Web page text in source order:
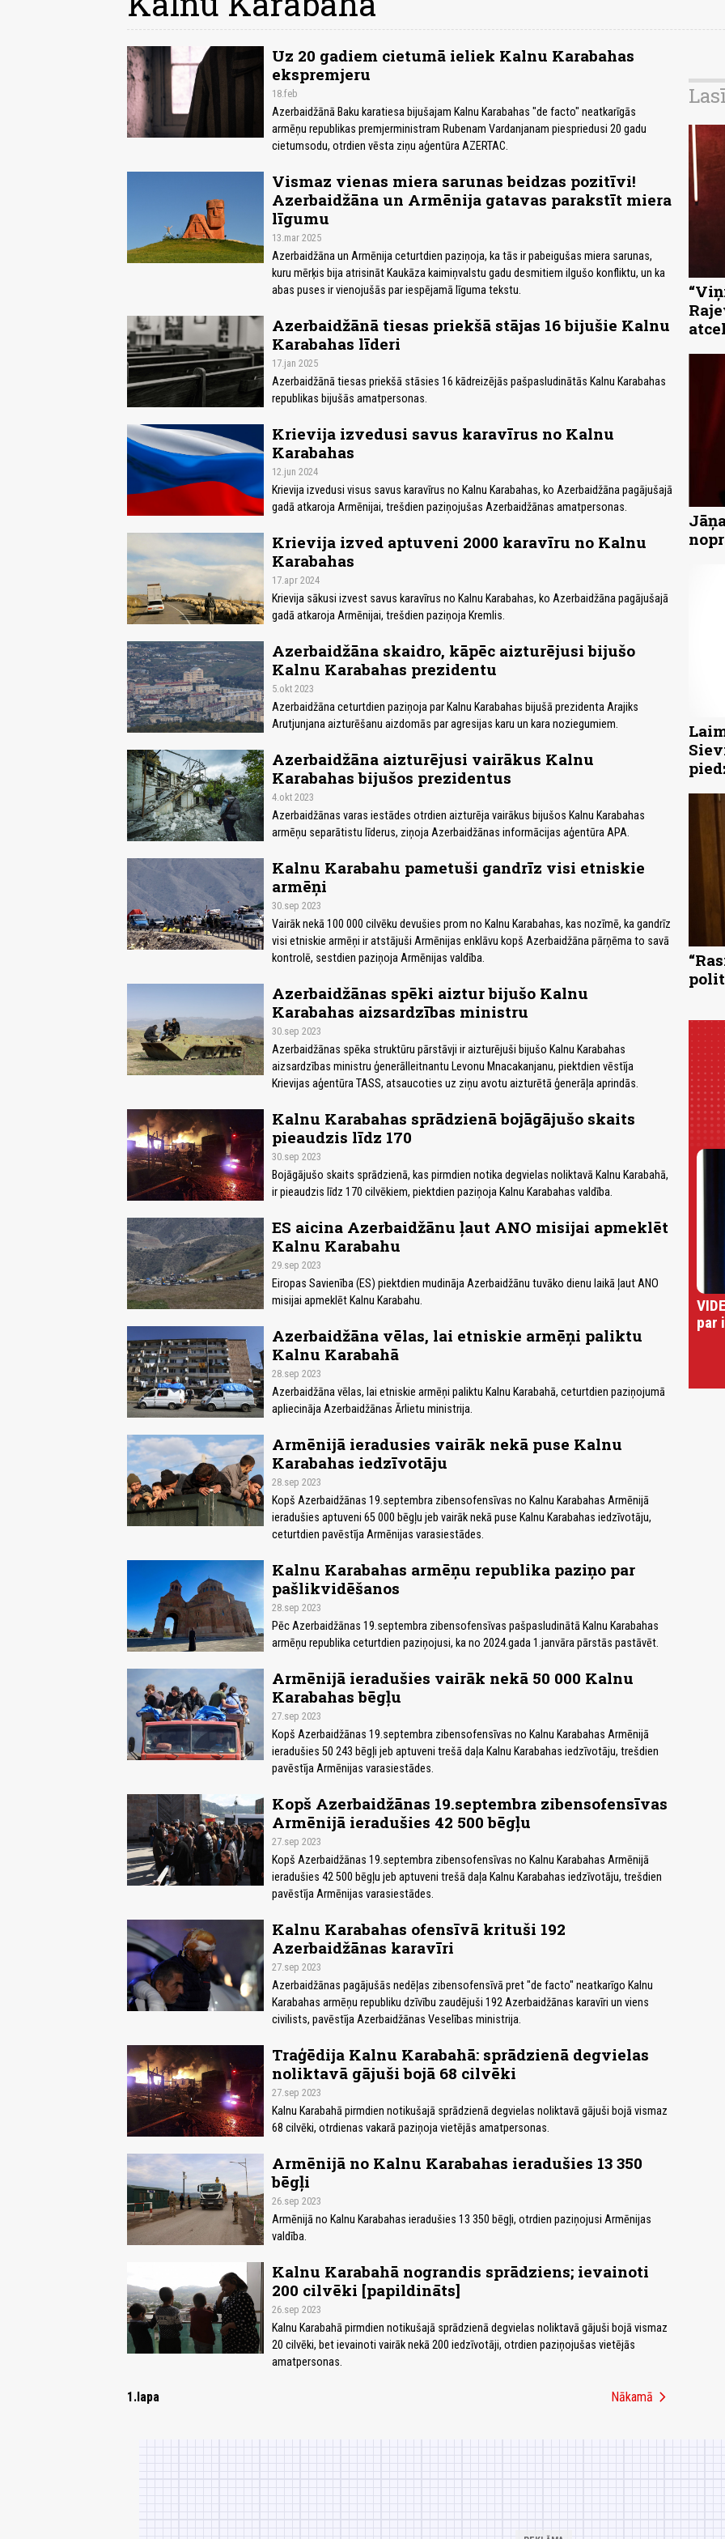
Uz 20 gadiem cietumā ieliek Kalnu Karabahas
ekspremjeru
18.feb
Azerbaidžānā Baku karatiesa bijušajam Kalnu Karabahas "de facto" neatkarīgās
armēņu republikas premjerministram Rubenam Vardanjanam piespriedusi 20 gadu
cietumsodu, otrdien vēsta ziņu aģentūra AZERTAC.
Vismaz vienas miera sarunas beidzas pozitīvi!
Azerbaidžāna un Armēnija gatavas parakstīt miera
līgumu
13.mar 2025
Azerbaidžāna un Armēnija ceturtdien paziņoja, ka tās ir pabeigušas miera sarunas,
kuru mērķis bija atrisināt Kaukāza kaimiņvalstu gadu desmitiem ilgušo konfliktu, un ka
abas puses ir vienojušās par iespējamā līguma tekstu.
Azerbaidžānā tiesas priekšā stājas 16 bijušie Kalnu
Karabahas līderi
17.jan 2025
Azerbaidžānā tiesas priekšā stāsies 16 kādreizējās pašpasludinātās Kalnu Karabahas
republikas bijušās amatpersonas.
Krievija izvedusi savus karavīrus no Kalnu
Karabahas
12.jun 2024
Krievija izvedusi visus savus karavīrus no Kalnu Karabahas, ko Azerbaidžāna pagājušajā
gadā atkaroja Armēnijai, trešdien paziņojušas Azerbaidžānas amatpersonas.
Krievija izved aptuveni 2000 karavīru no Kalnu
Karabahas
17.apr 2024
Krievija sākusi izvest savus karavīrus no Kalnu Karabahas, ko Azerbaidžāna pagājušajā
gadā atkaroja Armēnijai, trešdien paziņoja Kremlis.
Azerbaidžāna skaidro, kāpēc aizturējusi bijušo
Kalnu Karabahas prezidentu
5.okt 2023
Azerbaidžāna ceturtdien paziņoja par Kalnu Karabahas bijušā prezidenta Arajiks
Arutjunjana aizturēšanu aizdomās par agresijas karu un kara noziegumiem.
Azerbaidžāna aizturējusi vairākus Kalnu
Karabahas bijušos prezidentus
4.okt 2023
Azerbaidžānas varas iestādes otrdien aizturēja vairākus bijušos Kalnu Karabahas
armēņu separātistu līderus, ziņoja Azerbaidžānas informācijas aģentūra APA.
Kalnu Karabahu pametuši gandrīz visi etniskie
armēņi
30.sep 2023
Vairāk nekā 100 000 cilvēku devušies prom no Kalnu Karabahas, kas nozīmē, ka gandrīz
visi etniskie armēņi ir atstājuši Armēnijas enklāvu kopš Azerbaidžāna pārņēma to savā
kontrolē, sestdien paziņoja Armēnijas valdība.
Azerbaidžānas spēki aiztur bijušo Kalnu
Karabahas aizsardzības ministru
30.sep 2023
Azerbaidžānas spēka struktūru pārstāvji ir aizturējuši bijušo Kalnu Karabahas
aizsardzības ministru ģenerālleitnantu Levonu Mnacakanjanu, piektdien vēstīja
Krievijas aģentūra TASS, atsaucoties uz ziņu avotu aizturētā ģenerāļa aprindās.
Kalnu Karabahas sprādzienā bojāgājušo skaits
pieaudzis līdz 170
30.sep 2023
Bojāgājušo skaits sprādzienā, kas pirmdien notika degvielas noliktavā Kalnu Karabahā,
ir pieaudzis līdz 170 cilvēkiem, piektdien paziņoja Kalnu Karabahas valdība.
ES aicina Azerbaidžānu ļaut ANO misijai apmeklēt
Kalnu Karabahu
29.sep 2023
Eiropas Savienība (ES) piektdien mudināja Azerbaidžānu tuvāko dienu laikā ļaut ANO
misijai apmeklēt Kalnu Karabahu.
Azerbaidžāna vēlas, lai etniskie armēņi paliktu
Kalnu Karabahā
28.sep 2023
Azerbaidžāna vēlas, lai etniskie armēņi paliktu Kalnu Karabahā, ceturtdien paziņojumā
apliecināja Azerbaidžānas Ārlietu ministrija.
Armēnijā ieradusies vairāk nekā puse Kalnu
Karabahas iedzīvotāju
28.sep 2023
Kopš Azerbaidžānas 19.septembra zibensofensīvas no Kalnu Karabahas Armēnijā
ieradušies aptuveni 65 000 bēgļu jeb vairāk nekā puse Kalnu Karabahas iedzīvotāju,
ceturtdien pavēstīja Armēnijas varasiestādes.
Kalnu Karabahas armēņu republika paziņo par
pašlikvidēšanos
28.sep 2023
Pēc Azerbaidžānas 19.septembra zibensofensīvas pašpasludinātā Kalnu Karabahas
armēņu republika ceturtdien paziņojusi, ka no 2024.gada 1.janvāra pārstās pastāvēt.
Armēnijā ieradušies vairāk nekā 50 000 Kalnu
Karabahas bēgļu
27.sep 2023
Kopš Azerbaidžānas 19.septembra zibensofensīvas no Kalnu Karabahas Armēnijā
ieradušies 50 243 bēgļi jeb aptuveni trešā daļa Kalnu Karabahas iedzīvotāju, trešdien
pavēstīja Armēnijas varasiestādes.
Kopš Azerbaidžānas 19.septembra zibensofensīvas
Armēnijā ieradušies 42 500 bēgļu
27.sep 2023
Kopš Azerbaidžānas 19.septembra zibensofensīvas no Kalnu Karabahas Armēnijā
ieradušies 42 500 bēgļu jeb aptuveni trešā daļa Kalnu Karabahas iedzīvotāju, trešdien
pavēstīja Armēnijas varasiestādes.
Kalnu Karabahas ofensīvā krituši 192
Azerbaidžānas karavīri
27.sep 2023
Azerbaidžānas pagājušās nedēļas zibensofensīvā pret "de facto" neatkarīgo Kalnu
Karabahas armēņu republiku dzīvību zaudējuši 192 Azerbaidžānas karavīri un viens
civilists, pavēstīja Azerbaidžānas Veselības ministrija.
Traģēdija Kalnu Karabahā: sprādzienā degvielas
noliktavā gājuši bojā 68 cilvēki
27.sep 2023
Kalnu Karabahā pirmdien notikušajā sprādzienā degvielas noliktavā gājuši bojā vismaz
68 cilvēki, otrdienas vakarā paziņoja vietējās amatpersonas.
Armēnijā no Kalnu Karabahas ieradušies 13 350
bēgļi
26.sep 2023
Armēnijā no Kalnu Karabahas ieradušies 13 350 bēgļi, otrdien paziņojusi Armēnijas
valdība.
Kalnu Karabahā nograndis sprādziens; ievainoti
200 cilvēki [papildināts]
26.sep 2023
Kalnu Karabahā pirmdien notikušajā sprādzienā degvielas noliktavā gājuši bojā vismaz
20 cilvēki, bet ievainoti vairāk nekā 200 iedzīvotāji, otrdien paziņojušas vietējās
amatpersonas.
1.lapa Nākamā chevron_right
par